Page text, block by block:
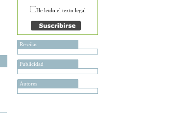
He leido el texto legal
Reseñas
Publicidad
Autores